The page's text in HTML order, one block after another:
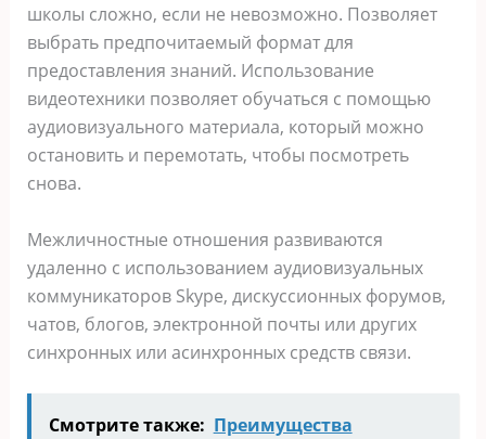
школы сложно, если не невозможно. Позволяет
выбрать предпочитаемый формат для
предоставления знаний. Использование
видеотехники позволяет обучаться с помощью
аудиовизуального материала, который можно
остановить и перемотать, чтобы посмотреть
снова.
Межличностные отношения развиваются
удаленно с использованием аудиовизуальных
коммуникаторов Skype, дискуссионных форумов,
чатов, блогов, электронной почты или других
синхронных или асинхронных средств связи.
Смотрите также: Преимущества